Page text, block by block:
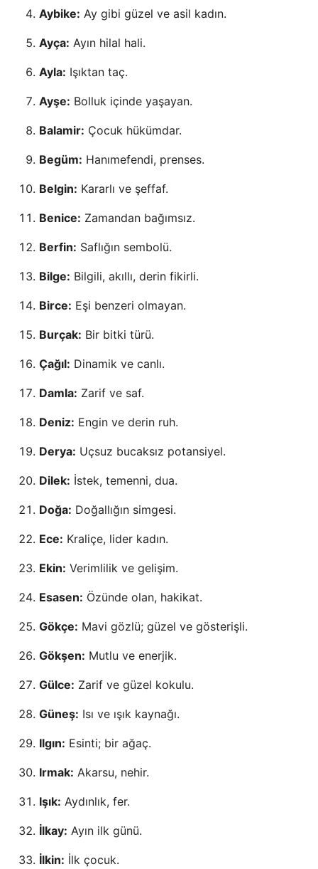
Aybike: Ay gibi güzel ve asil kadın.
Ayça: Ayın hilal hali.
Ayla: Işıktan taç.
Ayşe: Bolluk içinde yaşayan.
Balamir: Çocuk hükümdar.
Begüm: Hanımefendi, prenses.
Belgin: Kararlı ve şeffaf.
Benice: Zamandan bağımsız.
Berfin: Saflığın sembolü.
Bilge: Bilgili, akıllı, derin fikirli.
Birce: Eşi benzeri olmayan.
Burçak: Bir bitki türü.
Çağıl: Dinamik ve canlı.
Damla: Zarif ve saf.
Deniz: Engin ve derin ruh.
Derya: Uçsuz bucaksız potansiyel.
Dilek: İstek, temenni, dua.
Doğa: Doğallığın simgesi.
Ece: Kraliçe, lider kadın.
Ekin: Verimlilik ve gelişim.
Esasen: Özünde olan, hakikat.
Gökçe: Mavi gözlü; güzel ve gösterişli.
Gökşen: Mutlu ve enerjik.
Gülce: Zarif ve güzel kokulu.
Güneş: Isı ve ışık kaynağı.
Ilgın: Esinti; bir ağaç.
Irmak: Akarsu, nehir.
Işık: Aydınlık, fer.
İlkay: Ayın ilk günü.
İlkin: İlk çocuk.